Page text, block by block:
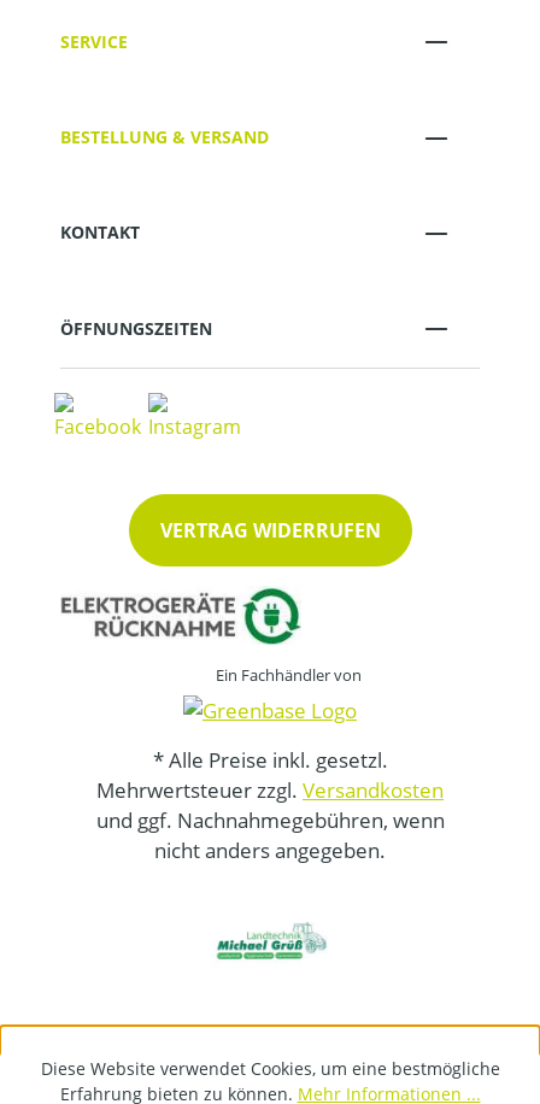
SERVICE
BESTELLUNG & VERSAND
KONTAKT
ÖFFNUNGSZEITEN
VERTRAG WIDERRUFEN
Ein Fachhändler von
* Alle Preise inkl. gesetzl.
Mehrwertsteuer zzgl. Versandkosten
und ggf. Nachnahmegebühren, wenn
nicht anders angegeben.
Diese Website verwendet Cookies, um eine bestmögliche
Erfahrung bieten zu können. Mehr Informationen ...